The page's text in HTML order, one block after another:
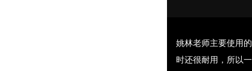
姚林老师主要使用
时还很耐用，所以